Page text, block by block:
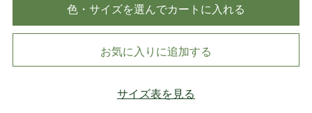
色・サイズを選んでカートに入れる
お気に入りに追加する
サイズ表を見る